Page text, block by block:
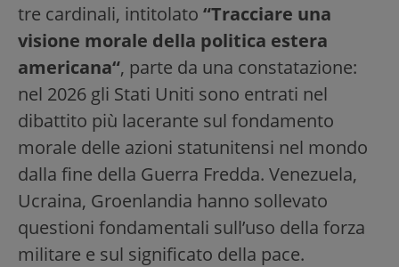
tre cardinali, intitolato “Tracciare una
visione morale della politica estera
americana“, parte da una constatazione:
nel 2026 gli Stati Uniti sono entrati nel
dibattito più lacerante sul fondamento
morale delle azioni statunitensi nel mondo
dalla fine della Guerra Fredda. Venezuela,
Ucraina, Groenlandia hanno sollevato
questioni fondamentali sull’uso della forza
militare e sul significato della pace.